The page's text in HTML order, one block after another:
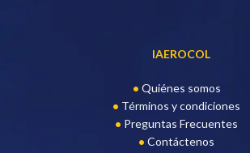
IAEROCOL
Quiénes somos
Términos y condiciones
Preguntas Frecuentes
Contáctenos